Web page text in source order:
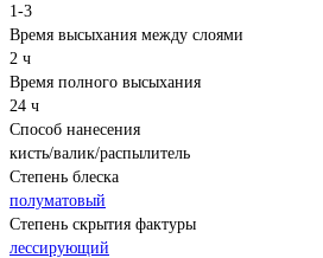
1-3
Время высыхания между слоями
2 ч
Время полного высыхания
24 ч
Способ нанесения
кисть/валик/распылитель
Степень блеска
полуматовый
Степень скрытия фактуры
лессирующий